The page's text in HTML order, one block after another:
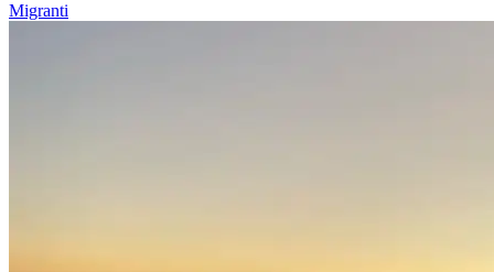
Migranti